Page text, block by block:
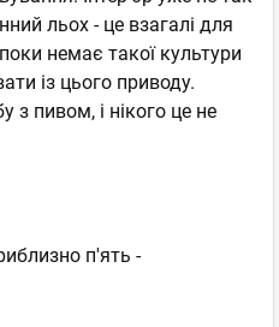
льох - це взагалі для
немає такої культури
із цього приводу.
з пивом, і нікого це не
п'ять -